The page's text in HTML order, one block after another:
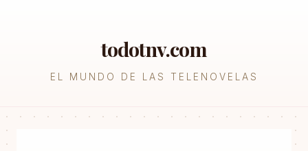
todotnv.com
EL MUNDO DE LAS TELENOVELAS